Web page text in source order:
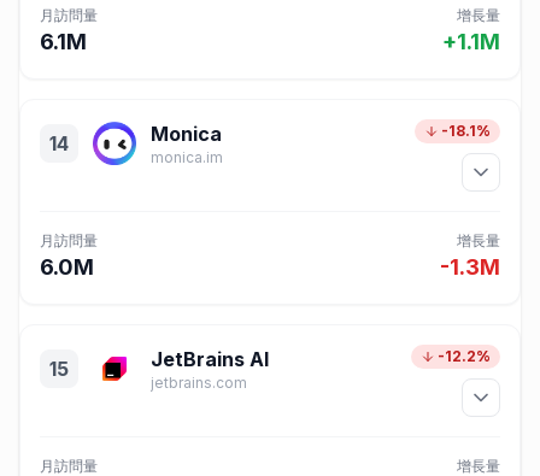
月訪問量
6.1M
增長量
+1.1M
14 Monica
monica.im
-18.1%
月訪問量
6.0M
增長量
-1.3M
15 JetBrains AI
jetbrains.com
-12.2%
月訪問量 增長量